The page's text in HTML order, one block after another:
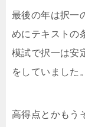
最後の年は択一
めにテキストの
模試で択一は安
をしていました。
高得点とかもう